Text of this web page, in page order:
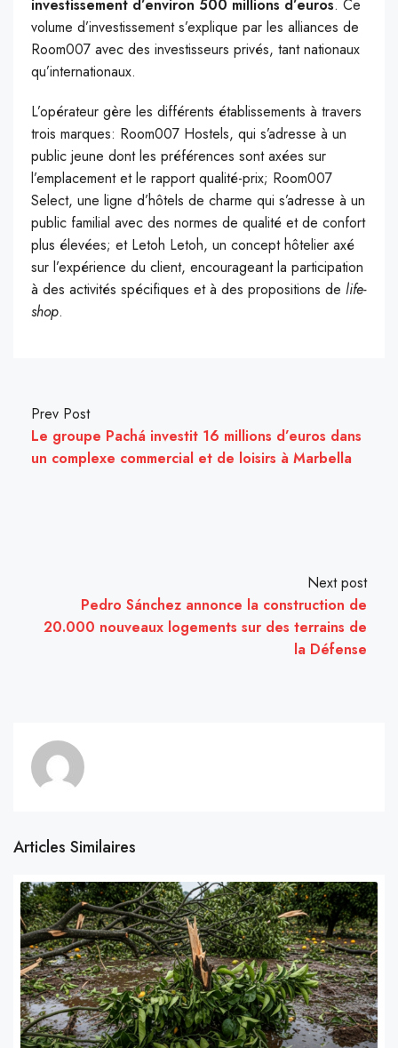
investissement d’environ 500 millions d’euros. Ce
volume d’investissement s’explique par les alliances de
Room007 avec des investisseurs privés, tant nationaux
qu’internationaux.
L’opérateur gère les différents établissements à travers
trois marques: Room007 Hostels, qui s’adresse à un
public jeune dont les préférences sont axées sur
l’emplacement et le rapport qualité-prix; Room007
Select, une ligne d’hôtels de charme qui s’adresse à un
public familial avec des normes de qualité et de confort
plus élevées; et Letoh Letoh, un concept hôtelier axé
sur l’expérience du client, encourageant la participation
à des activités spécifiques et à des propositions de life-
shop.
Prev Post
Le groupe Pachá investit 16 millions d’euros dans
un complexe commercial et de loisirs à Marbella
Next post
Pedro Sánchez annonce la construction de
20.000 nouveaux logements sur des terrains de
la Défense
Articles Similaires